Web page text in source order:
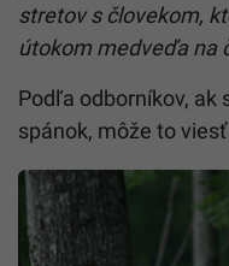
stretov s človekom,
útokom medveďa na
Podľa odborníkov, ak
spánok, môže to